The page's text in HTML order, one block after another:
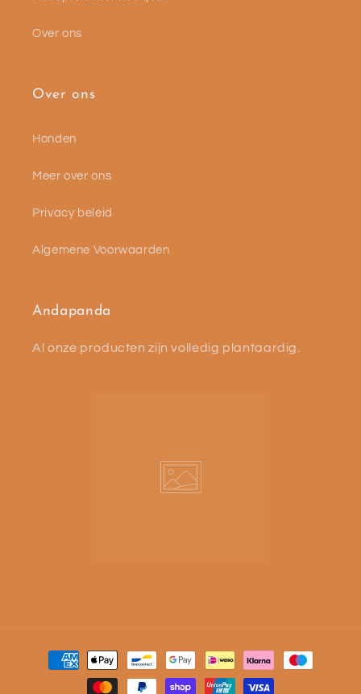
Over ons
Over ons
Honden
Meer over ons
Privacy beleid
Algemene Voorwaarden
Andapanda
Al onze producten zijn volledig plantaardig.
Betaalmethoden